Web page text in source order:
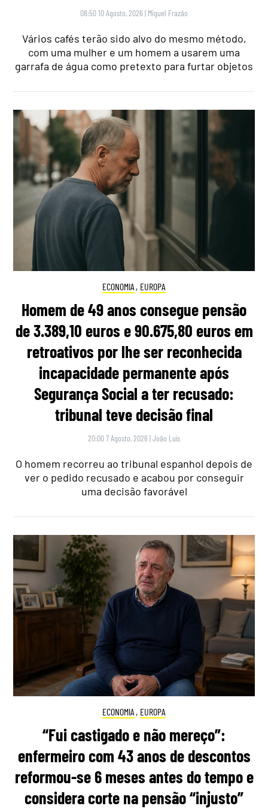
08:50 10 Agosto, 2026 | Miguel Frazão
Vários cafés terão sido alvo do mesmo método,
com uma mulher e um homem a usarem uma
garrafa de água como pretexto para furtar objetos
ECONOMIA , EUROPA
Homem de 49 anos consegue pensão
de 3.389,10 euros e 90.675,80 euros em
retroativos por lhe ser reconhecida
incapacidade permanente após
Segurança Social a ter recusado:
tribunal teve decisão final
20:00 7 Agosto, 2026 |João Luís
O homem recorreu ao tribunal espanhol depois de
ver o pedido recusado e acabou por conseguir
uma decisão favorável
ECONOMIA , EUROPA
“Fui castigado e não mereço”:
enfermeiro com 43 anos de descontos
reformou-se 6 meses antes do tempo e
considera corte na pensão “injusto”